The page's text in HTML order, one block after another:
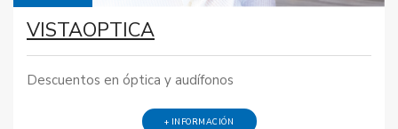
VISTAOPTICA
Descuentos en óptica y audífonos
+ INFORMACIÓN